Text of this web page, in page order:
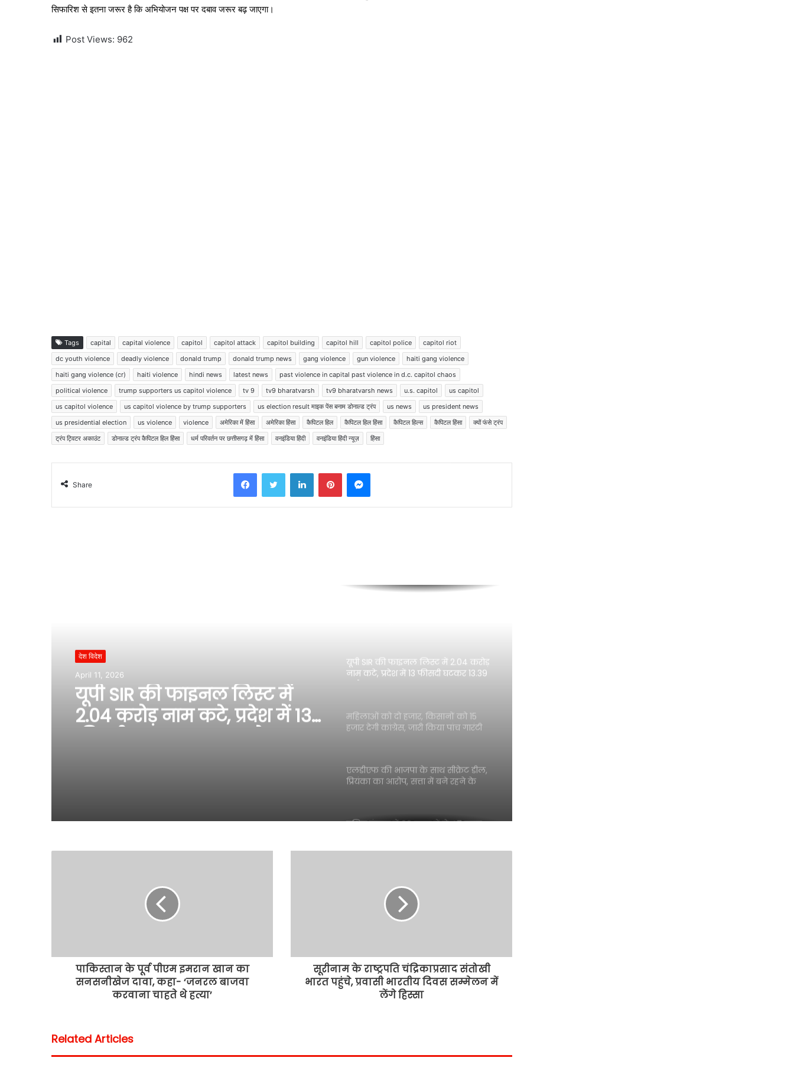
सिफारिश से इतना जरूर है कि अभियोजन पक्ष पर दबाव जरूर बढ़ जाएगा।
Post Views: 962
Tags capital capital violence capitol capitol attack capitol building capitol hill capitol police
capitol riot
dc youth violence
deadly violence donald trump donald trump news gang violence gun violence
haiti gang violence
haiti gang violence (cr)
haiti violence hindi news latest news
past violence in capital past violence in d.c. capitol chaos
political violence
trump supporters us capitol violence tv 9 tv9 bharatvarsh tv9 bharatvarsh news u.s. capitol
us capitol
us capitol violence
us capitol violence by trump supporters us election result माइक पेंस बनाम डोनाल्‍ड ट्रंप us news
us president news
us presidential election
us violence violence अमेरिका में हिंसा अमेरिका हिंसा कैपिटल हिल कैपिटल हिल हिंसा कैपिटल हिल्स कैपिटल हिंसा
क्यों फंसे ट्रंप
ट्रंप ट्विटर अकाउंट
डोनाल्ड ट्रंप कैपिटल हिल हिंसा धर्म परिवर्तन पर छत्तीसगढ़ में हिंसा वनइंडिया हिंदी वनइंडिया हिंदी न्यूज़ हिंसा
Share
देश विदेश
April 11, 2026
यूपी SIR की फाइनल लिस्ट में
2.04 करोड़ नाम कटे, प्रदेश में 13
BJP को सत्ता से हटाकर ही मरूंगी, ममता की
हुंकार, पुलिस पर TMC वर्कर्ज को धमकाने
का आरोप
बारामती उपचुनाव में रिकॉर्ड वोटों से जीतीं
सुनेत्रा पवार, 218,930 वोटों से दर्ज की भारी
जीत
मतदाताओं को धमकाने की रणनीति खत्म
यूपी SIR की फाइनल लिस्ट में 2.04 करोड़
नाम कटे, प्रदेश में 13 फीसदी घटकर 13.39
महिलाओं को दो हजार, किसानों को 15
हजार देगी कांग्रेस, जारी किया पांच गारंटी
एलडीएफ की भाजपा के साथ सीक्रेट डील,
प्रियंका का आरोप, सत्ता में बने रहने के
पश्चिम बंगाल में 60 लाख में से 47 लाख
हुंकार, पुलिस पर TMC वर्कर्ज को धमकाने
मतदाताओं को धमकाने की रणनीति खत्म
करें, दूसरे फेज की वोटिंग से पहले ईडी का
पाकिस्तान के पूर्व पीएम इमरान खान का
सनसनीखेज दावा, कहा- ‘जनरल बाजवा
करवाना चाहते थे हत्या’
सूरीनाम के राष्ट्रपति चंद्रिकाप्रसाद संतोखी
भारत पहुंचे, प्रवासी भारतीय दिवस सम्मेलन में
लेंगे हिस्सा
Related Articles